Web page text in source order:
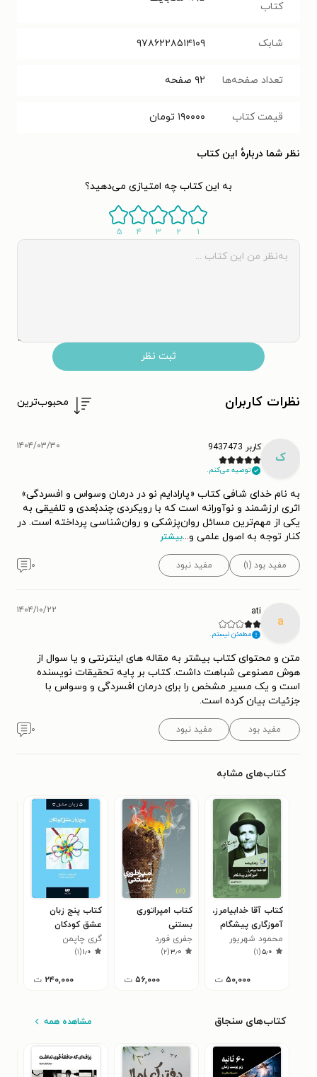
کتاب
شابک ۹۷۸۶۲۲۸۵۱۴۱۰۹
تعداد صفحه‌ها ۹۲ صفحه
قیمت کتاب ۱۹۰۰۰۰ تومان
نظر شما دربارهٔ این کتاب
به این کتاب چه امتیازی می‌دهید؟
۱ ۲ ۳ ۴ ۵
ثبت نظر
نظرات کاربران محبوب‌ترین
ک
کاربر 9437473
توصیه می‌کنم.
۱۴۰۴/۰۳/۳۰
به نام خدای شافی کتاب «پارادایم نو در درمان وسواس و افسردگی»
اثری ارزشمند و نوآورانه است که با رویکردی چندبُعدی و تلفیقی به
یکی از مهم‌ترین مسائل روان‌پزشکی و روان‌شناسی پرداخته است. در
کنار توجه به اصول علمی و...بیشتر
مفید بود (۱) مفید نبود ۰
a
ati
مطمئن نیستم.
۱۴۰۴/۱۰/۲۲
متن و محتوای کتاب بیشتر به مقاله های اینترنتی و یا سوال از
هوش مصنوعی شباهت داشت. کتاب بر پایه تحقیقات نویسنده
است و یک مسیر مشخص را برای درمان افسردگی و وسواس با
جزئیات بیان کرده است.
مفید بود مفید نبود ۰
کتاب‌های مشابه
کتاب آقا خدابیامرز،
آموزگاری پیشگام
محمود شهریور
۵٫۰(۱)
۵۰,۰۰۰ ت
کتاب امپراتوری
بستنی
جفری فورد
۳٫۰(۲)
۵۶,۰۰۰ ت
کتاب پنج زبان
عشق کودکان
گری چاپمن
۱٫۰(۱)
۲۴۰,۰۰۰ ت
کتاب‌های سنجاق مشاهده همه